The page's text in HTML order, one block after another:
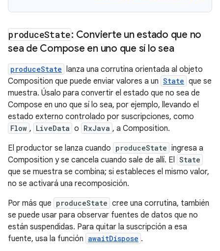
produceState: Convierte un estado que no
sea de Compose en uno que sí lo sea
produceState lanza una corrutina orientada al objeto
Composition que puede enviar valores a un State que se
muestra. Úsalo para convertir el estado que no sea de
Compose en uno que sí lo sea, por ejemplo, llevando el
estado externo controlado por suscripciones, como
Flow , LiveData o RxJava , a Composition.
El productor se lanza cuando produceState ingresa a
Composition y se cancela cuando sale de allí. El State
que se muestra se combina; si estableces el mismo valor,
no se activará una recomposición.
Por más que produceState cree una corrutina, también
se puede usar para observar fuentes de datos que no
están suspendidas. Para quitar la suscripción a esa
fuente, usa la función awaitDispose .